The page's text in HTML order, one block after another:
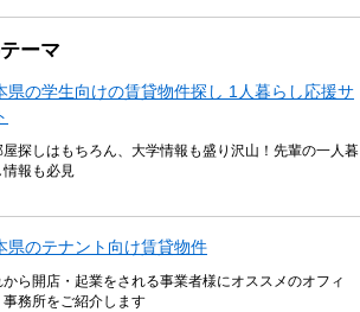
ーマ
県の学生向けの賃貸物件探し 1人暮らし応援サ
屋探しはもちろん、大学情報も盛り沢山！先輩の一人暮
情報も必見
県のテナント向け賃貸物件
から開店・起業をされる事業者様にオススメのオフィ
事務所をご紹介します